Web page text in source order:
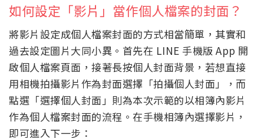
如何設定「影片」當作個人檔案的封面？
將影片設定成個人檔案封面的方式相當簡單，其實和
過去設定圖片大同小異。首先在 LINE 手機版 App 開
啟個人檔案頁面，接著長按個人封面背景，若想直接
用相機拍攝影片作為封面選擇「拍攝個人封面」，而
點選「選擇個人封面」則為本次示範的以相簿內影片
作為個人檔案封面的流程。在手機相簿內選擇影片，
即可進入下一步：